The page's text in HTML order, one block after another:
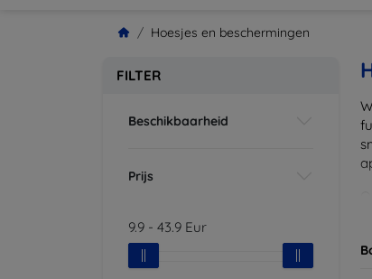
Hoesjes en beschermingen
FILTER
Beschikbaarheid
Prijs
9.9 - 43.9 Eur